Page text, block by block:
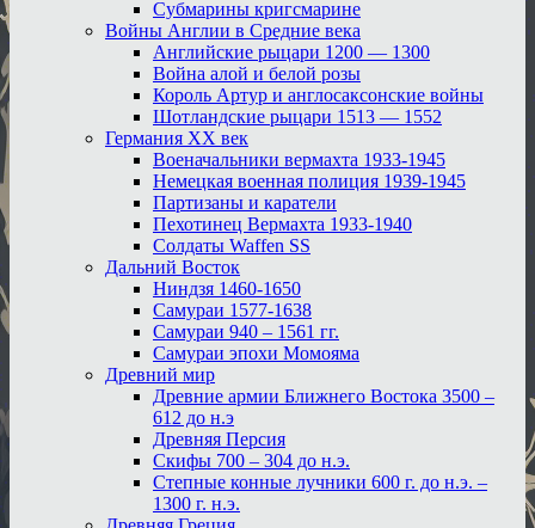
Субмарины кригсмарине
Войны Англии в Средние века
Английские рыцари 1200 — 1300
Война алой и белой розы
Король Артур и англосаксонские войны
Шотландские рыцари 1513 — 1552
Германия XX век
Военачальники вермахта 1933-1945
Немецкая военная полиция 1939-1945
Партизаны и каратели
Пехотинец Вермахта 1933-1940
Солдаты Waffen SS
Дальний Восток
Ниндзя 1460-1650
Самураи 1577-1638
Самураи 940 – 1561 гг.
Самураи эпохи Момояма
Древний мир
Древние армии Ближнего Востока 3500 –
612 до н.э
Древняя Персия
Скифы 700 – 304 до н.э.
Степные конные лучники 600 г. до н.э. –
1300 г. н.э.